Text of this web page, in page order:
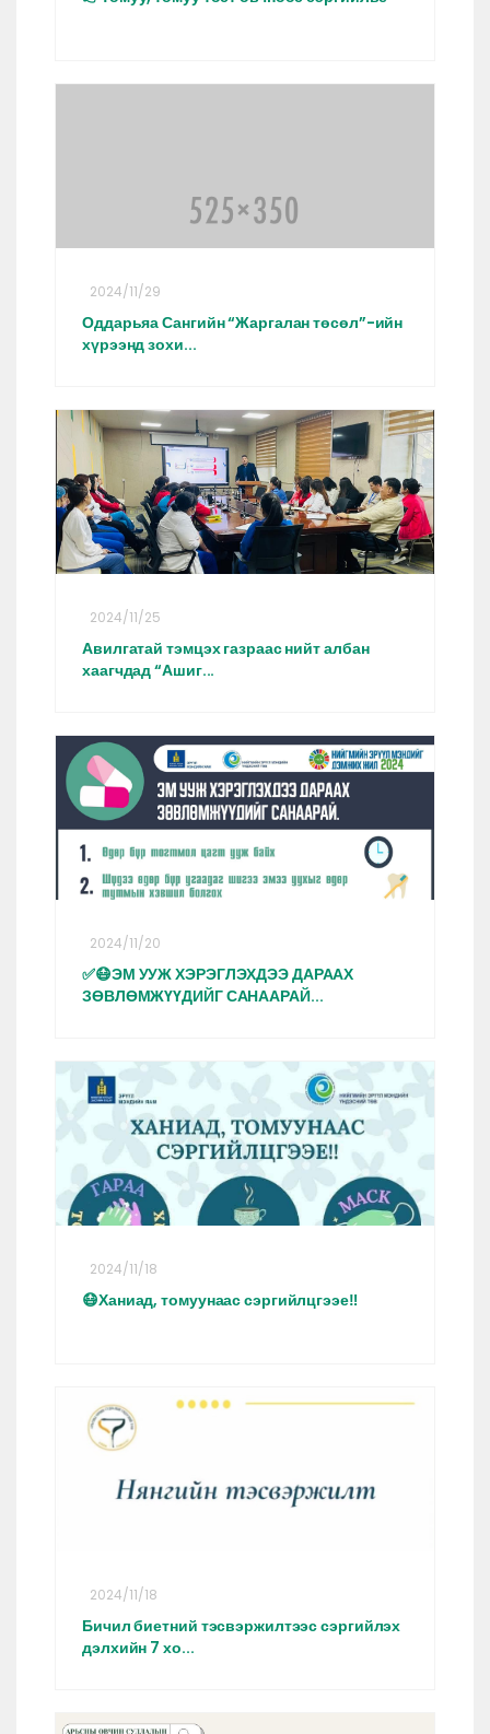
2024/11/29
Оддарьяа Сангийн “Жаргалан төсөл”-ийн
хүрээнд зохи...
2024/11/25
Авилгатай тэмцэх газраас нийт албан
хаагчдад “Ашиг...
2024/11/20
✅😷ЭМ УУЖ ХЭРЭГЛЭХДЭЭ ДАРААХ
ЗӨВЛӨМЖҮҮДИЙГ САНААРАЙ...
2024/11/18
😷Ханиад, томуунаас сэргийлцгээе‼️
2024/11/18
Бичил биетний тэсвэржилтээс сэргийлэх
дэлхийн 7 хо...